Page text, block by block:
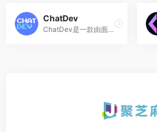
ChatDev
ChatDev是一款由面壁智能推出...